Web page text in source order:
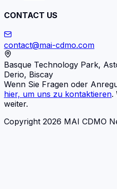
CONTACT US
contact@mai-cdmo.com
Basque Technology Park,
Derio, Biscay
Wenn Sie Fragen oder
hier, um uns zu kontaktieren.
weiter.
Copyright 2026 MAI CDMO